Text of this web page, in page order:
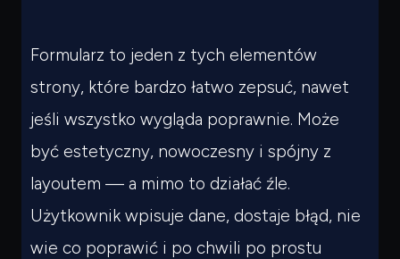
Formularz to jeden z tych elementów
strony, które bardzo łatwo zepsuć, nawet
jeśli wszystko wygląda poprawnie. Może
być estetyczny, nowoczesny i spójny z
layoutem — a mimo to działać źle.
Użytkownik wpisuje dane, dostaje błąd, nie
wie co poprawić i po chwili po prostu